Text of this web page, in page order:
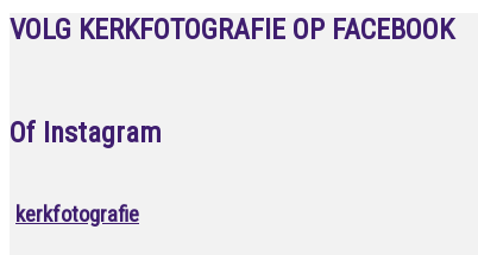
VOLG KERKFOTOGRAFIE OP FACEBOOK
Of Instagram
kerkfotografie